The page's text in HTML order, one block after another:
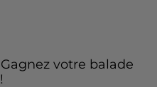
votre balade